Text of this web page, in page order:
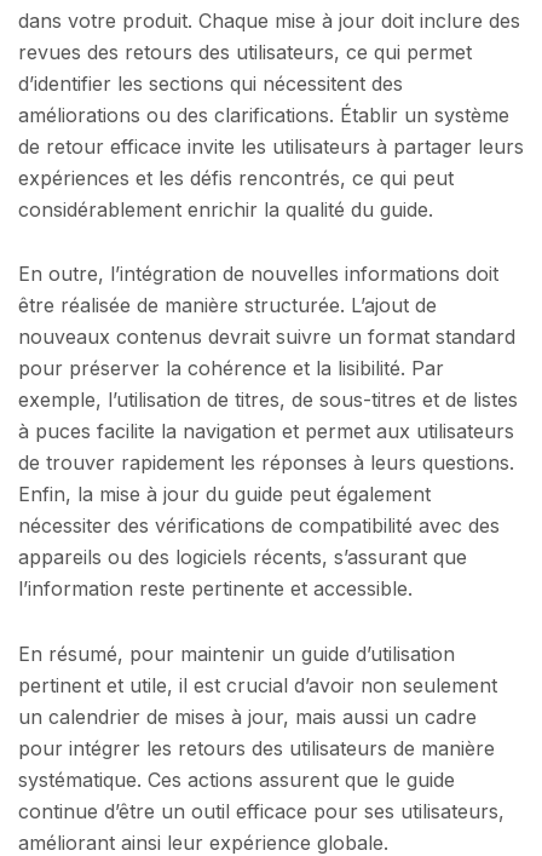
dans votre produit. Chaque mise à jour doit inclure des
revues des retours des utilisateurs, ce qui permet
d’identifier les sections qui nécessitent des
améliorations ou des clarifications. Établir un système
de retour efficace invite les utilisateurs à partager leurs
expériences et les défis rencontrés, ce qui peut
considérablement enrichir la qualité du guide.
En outre, l’intégration de nouvelles informations doit
être réalisée de manière structurée. L’ajout de
nouveaux contenus devrait suivre un format standard
pour préserver la cohérence et la lisibilité. Par
exemple, l’utilisation de titres, de sous-titres et de listes
à puces facilite la navigation et permet aux utilisateurs
de trouver rapidement les réponses à leurs questions.
Enfin, la mise à jour du guide peut également
nécessiter des vérifications de compatibilité avec des
appareils ou des logiciels récents, s’assurant que
l’information reste pertinente et accessible.
En résumé, pour maintenir un guide d’utilisation
pertinent et utile, il est crucial d’avoir non seulement
un calendrier de mises à jour, mais aussi un cadre
pour intégrer les retours des utilisateurs de manière
systématique. Ces actions assurent que le guide
continue d’être un outil efficace pour ses utilisateurs,
améliorant ainsi leur expérience globale.